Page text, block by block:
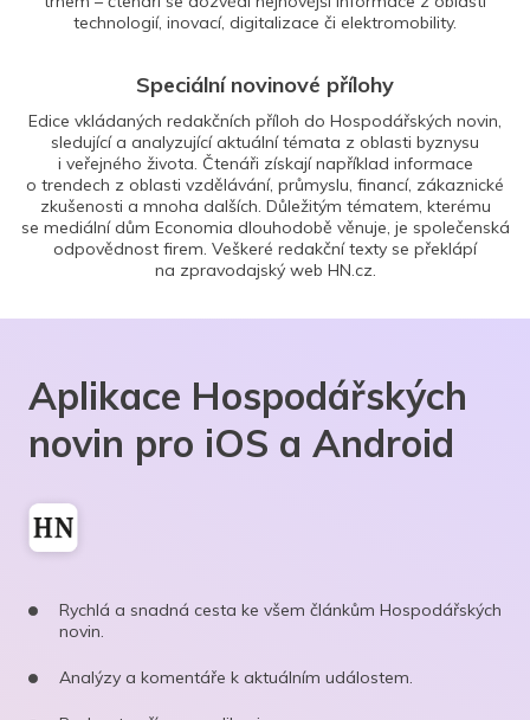
technologií, inovací, digitalizace či elektromobility.
Speciální novinové přílohy
Edice vkládaných redakčních příloh do Hospodářských novin,
sledující a analyzující aktuální témata z oblasti byznysu
i veřejného života. Čtenáři získají například informace
o trendech z oblasti vzdělávání, průmyslu, financí, zákaznické
zkušenosti a mnoha dalších. Důležitým tématem, kterému
se mediální dům Economia dlouhodobě věnuje, je společenská
odpovědnost firem. Veškeré redakční texty se překlápí
na zpravodajský web HN.cz.
Aplikace Hospodářských
novin pro iOS a Android
Rychlá a snadná cesta ke všem článkům Hospodářských
novin.
Analýzy a komentáře k aktuálním událostem.